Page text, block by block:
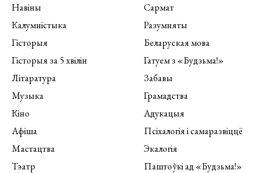
Навіны
Калумністыка
Гісторыя
Гісторыя за 5 хвілін
Літаратура
Музыка
Кіно
Афіша
Мастацтва
Тэатр
Сармат
Разумняты
Беларуская мова
Гатуем з «Будзьма!»
Забавы
Грамадства
Адукацыя
Псіхалогія і самаразвіццё
Экалогія
Паштоўкі ад «Будзьма!»